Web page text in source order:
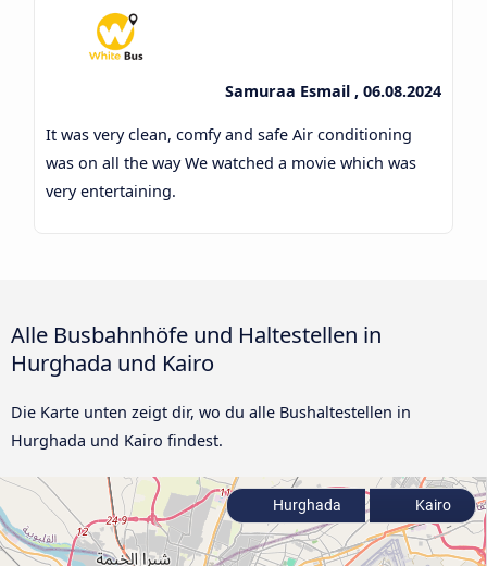
Samuraa Esmail , 06.08.2024
It was very clean, comfy and safe Air conditioning
was on all the way We watched a movie which was
very entertaining.
Alle Busbahnhöfe und Haltestellen in
Hurghada und Kairo
Die Karte unten zeigt dir, wo du alle Bushaltestellen in
Hurghada und Kairo findest.
Hurghada Kairo